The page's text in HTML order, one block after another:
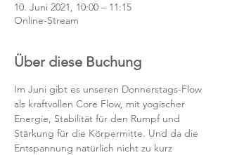
10. Juni 2021, 10:00 – 11:15
Online-Stream
Über diese Buchung
Im Juni gibt es unseren Donnerstags-Flow
als kraftvollen Core Flow, mit yogischer
Energie, Stabilität für den Rumpf und
Stärkung für die Körpermitte. Und da die
Entspannung natürlich nicht zu kurz